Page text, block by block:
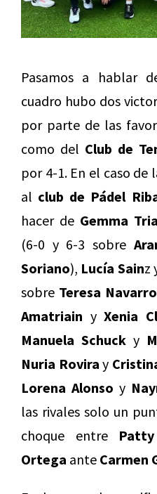
Pasamos a hablar
cuadro hubo dos
por parte de las
como del Club de
por 4-1. En el caso de
al club de Pádel
hacer de Gemma
(6-0 y 6-3 sobre
Soriano), Lucía Sainz
sobre Teresa Navarro
Amatriain yXenia
Manuela Schuck y
Nuria Rovira y
Lorena Alonso y
las rivales solo un
choque entre
Ortega ante Carmen